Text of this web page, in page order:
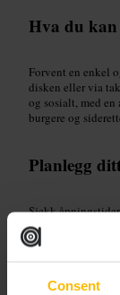
Consent
Hva du
Forvent en enkel
disken eller via
og sosialt, med
burgere og
Planlegg
Sjekk
tidligere for å
etter menyen på
98 Lillie Rd,